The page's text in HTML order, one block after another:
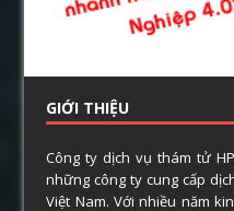
GIỚI THIỆU
Công ty dịch vụ thám tử
những công ty cung cấp
Việt Nam. Với nhiều năm